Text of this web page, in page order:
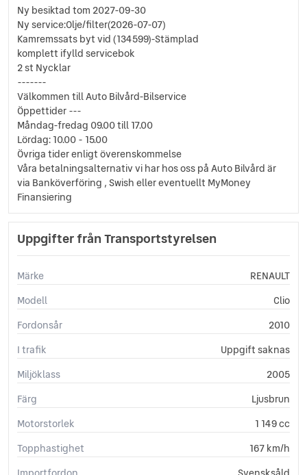
Sätesvärme (fram)
Tonade rutor
Ny besiktad tom 2027-09-30
Ny service:Olje/filter(2026-07-07)
Kamremssats byt vid (134599)-Stämplad
komplett ifylld servicebok
2 st Nycklar
-------
Välkommen till Auto Bilvård-Bilservice
Öppettider ---
Måndag-fredag 09.00 till 17.00
Lördag: 10.00 - 15.00
Övriga tider enligt överenskommelse
Våra betalningsalternativ vi har hos oss på Auto Bilvård är
via Banköverföring , Swish eller eventuellt MyMoney
Finansiering
Uppgifter från Transportstyrelsen
Märke
RENAULT
Modell
Clio
Fordonsår
2010
I trafik
Uppgift saknas
Miljöklass
2005
Färg
Ljusbrun
Motorstorlek
1 149 cc
Topphastighet
167 km/h